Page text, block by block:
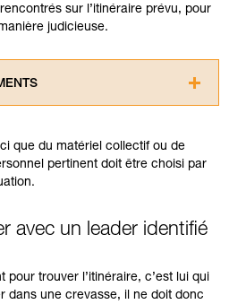
sur l’itinéraire prévu, pour
judicieuse.
devez avoir compris les
la notice technique pour
ce complément
nécessite une
entraînement spécifique. Validez
seul, en toute sécurité, avant
en autonomie.
que du matériel collectif ou de
pertinent doit être choisi par
avec un leader identifié
pour trouver l’itinéraire, c’est lui qui
dans une crevasse, il ne doit donc